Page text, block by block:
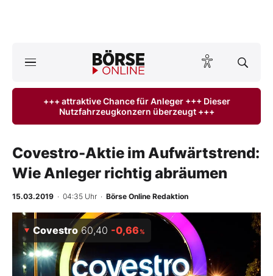
ktuelle Ausgabe BÖRSE ONLINE lesen
Finanz-Check
BO-Musterdepots
Experten
+++ attraktive Chance für Anleger +++ Dieser
Nutzfahrzeugkonzern überzeugt +++
Covestro-Aktie im Aufwärtstrend:
Wie Anleger richtig abräumen
15.03.2019 · 04:35 Uhr · Börse Online Redaktion
Covestro 60,40 -0,66%